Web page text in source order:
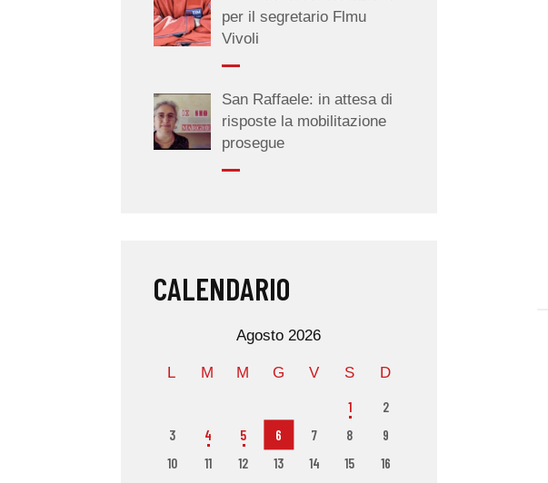
per il segretario Flmu
Vivoli
San Raffaele: in attesa di
risposte la mobilitazione
prosegue
CALENDARIO
Agosto 2026
L M M G V S D
1
2
3
4 5 6 7 8
9
10
11 12 13 14 15
16